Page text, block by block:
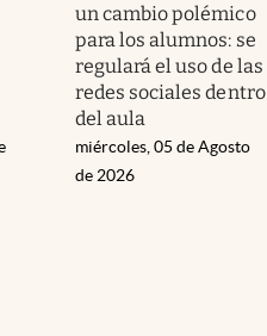
un cambio polémico
para los alumnos: se
regulará el uso de las
redes sociales dentro
del aula
miércoles, 05 de Agosto
de 2026